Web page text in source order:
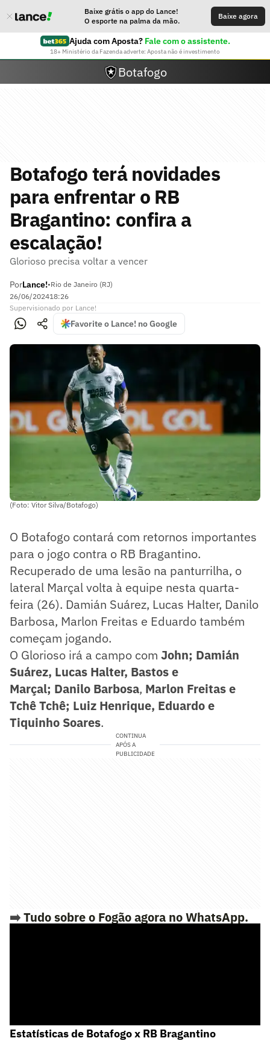
Baixe grátis o app do Lance!
O esporte na palma da mão.
Baixe agora
Ajuda com Aposta? Fale com o assistente.
18+ Ministério da Fazenda adverte: Aposta não é investimento
Botafogo
Botafogo terá novidades
para enfrentar o RB
Bragantino: confira a
escalação!
Glorioso precisa voltar a vencer
PorLance!•Rio de Janeiro (RJ)
26/06/202418:26
Supervisionado por Lance!
Favorite o Lance! no Google
(Foto: Vitor Silva/Botafogo)
O Botafogo contará com retornos importantes
para o jogo contra o RB Bragantino.
Recuperado de uma lesão na panturrilha, o
lateral Marçal volta à equipe nesta quarta-
feira (26). Damián Suárez, Lucas Halter, Danilo
Barbosa, Marlon Freitas e Eduardo também
começam jogando.
O Glorioso irá a campo com John; Damián
Suárez, Lucas Halter, Bastos e
Marçal; Danilo Barbosa, Marlon Freitas e
Tchê Tchê; Luiz Henrique, Eduardo e
Tiquinho Soares.
CONTINUA
APÓS A
PUBLICIDADE
➡️Tudo sobre o Fogão agora no WhatsApp.
Estatísticas de Botafogo x RB Bragantino